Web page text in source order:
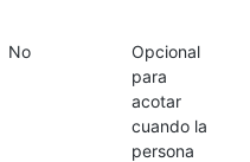
No
Opcional
para
acotar
cuando la
persona